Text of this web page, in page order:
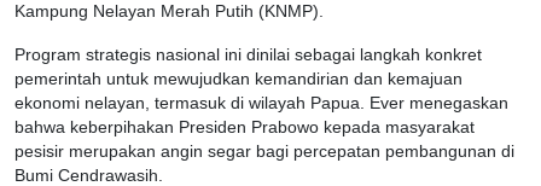
Kampung Nelayan Merah Putih (KNMP).
Program strategis nasional ini dinilai sebagai langkah konkret
pemerintah untuk mewujudkan kemandirian dan kemajuan
ekonomi nelayan, termasuk di wilayah Papua. Ever menegaskan
bahwa keberpihakan Presiden Prabowo kepada masyarakat
pesisir merupakan angin segar bagi percepatan pembangunan di
Bumi Cendrawasih.